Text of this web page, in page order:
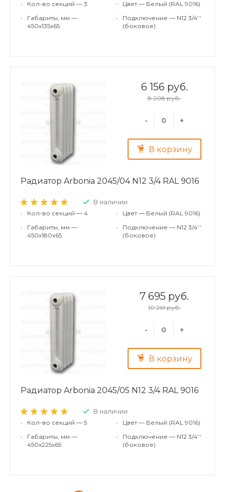
•
Кол-во секций — 3
•
Габариты, мм —
450x135x65
•
Цвет — Белый (RAL 9016)
•
Подключение — N12 3/4''
(боковое)
6 156 руб.
8 208 руб.
- +
В корзину
Радиатор Arbonia 2045/04 N12 3/4 RAL 9016
В наличии
•
Кол-во секций — 4
•
Габариты, мм —
450x180x65
•
Цвет — Белый (RAL 9016)
•
Подключение — N12 3/4''
(боковое)
7 695 руб.
10 261 руб.
- +
В корзину
Радиатор Arbonia 2045/05 N12 3/4 RAL 9016
В наличии
•
Кол-во секций — 5
•
Габариты, мм —
450x225x65
•
Цвет — Белый (RAL 9016)
•
Подключение — N12 3/4''
(боковое)